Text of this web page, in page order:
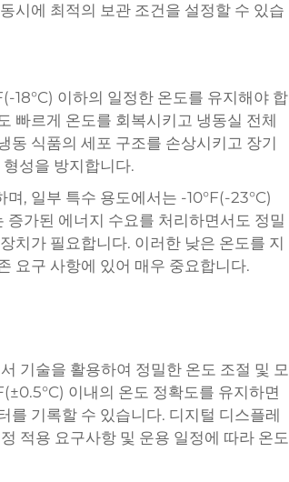
시에 최적의 보관 조건을 설정할 수 있습
18°C) 이하의 일정한 온도를 유지해야 합
빠르게 온도를 회복시키고 냉동실 전체
동 식품의 세포 구조를 손상시키고 장기
성을 방지합니다.
, 일부 특수 용도에서는 -10°F(-23°C)
가된 에너지 수요를 처리하면서도 정밀
치가 필요합니다. 이러한 낮은 온도를 지
요구 사항에 있어 매우 중요합니다.
기술을 활용하여 정밀한 온도 조절 및 모
이내의 온도 정확도를 유지하면
를 기록할 수 있습니다. 디지털 디스플레
적용 요구사항 및 운용 일정에 따라 온도